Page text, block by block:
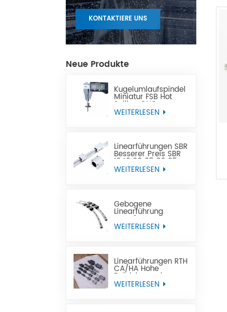
KONTAKTIERE UNS
Neue Produkte
Kugelumlaufspindel
Miniatur FSB Hot
Selling CNC
Präzisions-Miniatur-
Kugelgewindespindel
WEITERLESEN
Linearführungen SBR
Besserer Preis SBR
12 16 20 25 30 35
40 50
WEITERLESEN
Gebogene
Linearführung
GGY16 OEM-
Kundendienst, CNC-
Linearführungen
WEITERLESEN
Linearführungen RTH
CA/HA Hohe
Präzision und
erschwinglicher
Preis
WEITERLESEN